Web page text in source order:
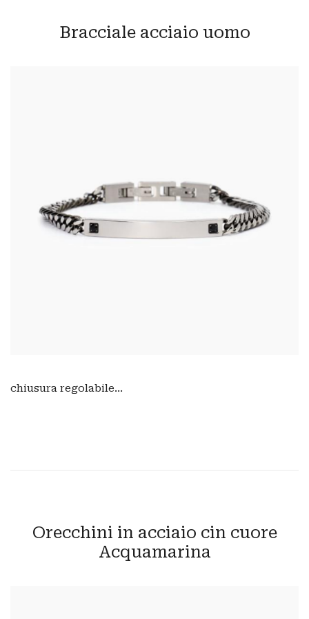
Bracciale acciaio uomo
chiusura regolabile...
Orecchini in acciaio cin cuore
Acquamarina